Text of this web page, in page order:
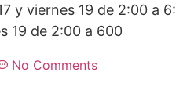
y viernes 19 de 2:00 a
19 de 2:00 a 600
No Comments